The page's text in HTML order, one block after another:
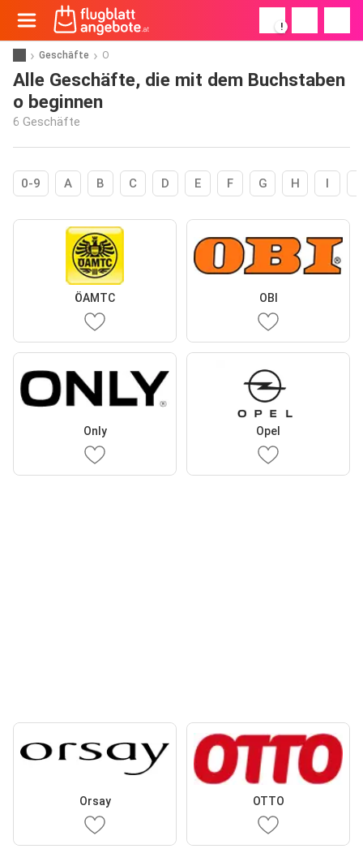
!
Geschäfte O
Alle Geschäfte, die mit dem Buchstaben
o beginnen
6 Geschäfte
0-9 A B C D E F G H I
ÖAMTC OBI
Only Opel
Orsay OTTO